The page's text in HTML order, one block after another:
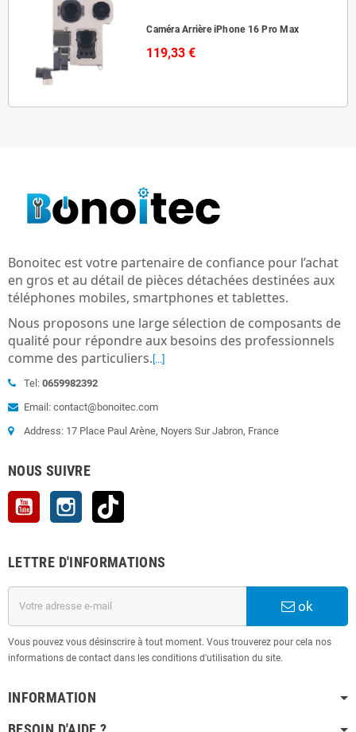
Caméra Arrière iPhone 16 Pro Max
119,33 €
Bonoitec est votre partenaire de confiance pour l’achat
en gros et au détail de pièces détachées destinées aux
téléphones mobiles, smartphones et tablettes.
Nous proposons une large sélection de composants de
qualité pour répondre aux besoins des professionnels
comme des particuliers. [...]
Tel: 0659982392
Email: contact@bonoitec.com
Address: 17 Place Paul Arène, Noyers Sur Jabron, France
NOUS SUIVRE
YouTube Instagram
LETTRE D'INFORMATIONS
ok
Vous pouvez vous désinscrire à tout moment. Vous trouverez pour cela nos
informations de contact dans les conditions d'utilisation du site.
INFORMATION